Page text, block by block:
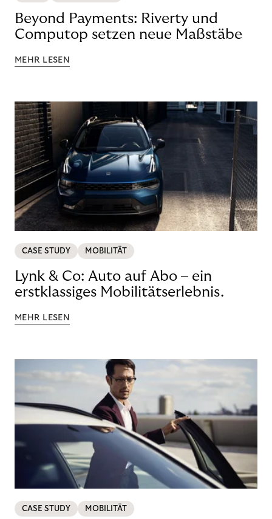
Beyond Payments: Riverty und
Computop setzen neue Maßstäbe
MEHR LESEN
CASE STUDY MOBILITÄT
Lynk & Co: Auto auf Abo – ein
erstklassiges Mobilitätserlebnis.
MEHR LESEN
CASE STUDY MOBILITÄT